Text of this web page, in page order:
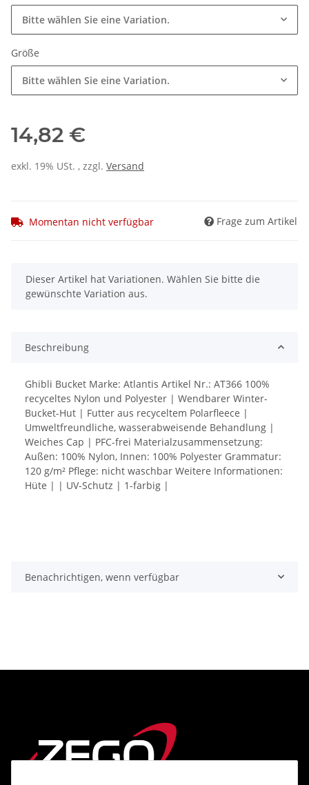
Bitte wählen Sie eine Variation.
Größe
Bitte wählen Sie eine Variation.
14,82 €
exkl. 19% USt. , zzgl. Versand
Momentan nicht verfügbar Frage zum Artikel
x
Dieser Artikel hat Variationen. Wählen Sie bitte die
gewünschte Variation aus.
Beschreibung
Ghibli Bucket Marke: Atlantis Artikel Nr.: AT366 100%
recyceltes Nylon und Polyester | Wendbarer Winter-
Bucket-Hut | Futter aus recyceltem Polarfleece |
Umweltfreundliche, wasserabweisende Behandlung |
Weiches Cap | PFC-frei Materialzusammensetzung:
Außen: 100% Nylon, Innen: 100% Polyester Grammatur:
120 g/m² Pflege: nicht waschbar Weitere Informationen:
Hüte | | UV-Schutz | 1-farbig |
Benachrichtigen, wenn verfügbar